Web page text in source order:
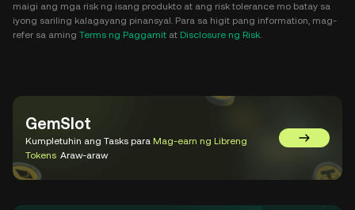
maigi ang mga risk ng isang produkto at ang risk tolerance mo batay sa
iyong sariling kalagayang pinansyal. Para sa higit pang information, mag-
refer sa aming Terms ng Paggamit at Disclosure ng Risk.
GemSlot
Kumpletuhin ang Tasks para Mag-earn ng Libreng
Tokens Araw-araw
Pumunta